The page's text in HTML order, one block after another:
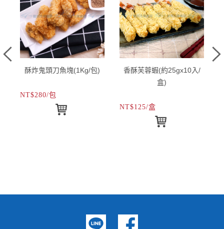
酥炸鬼頭刀魚塊(1Kg/包)
NT$280/包
香酥芙蓉蝦(約25gx10入/
盒)
NT$125/盒